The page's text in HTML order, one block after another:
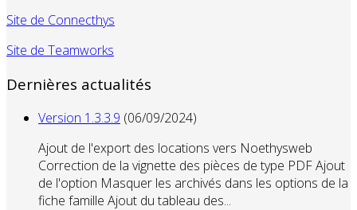
Site de Connecthys
Site de Teamworks
Dernières actualités
Version 1.3.3.9 (06/09/2024)
Ajout de l'export des locations vers Noethysweb
Correction de la vignette des pièces de type PDF Ajout
de l'option Masquer les archivés dans les options de la
fiche famille Ajout du tableau des...